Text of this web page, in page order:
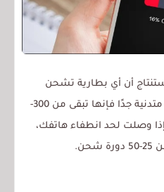
أن أي بطارية تشحن
سريعًا قبل وصولها إلى قيمة متدنية جدًا فإنها تبقى من 300-
وصلت لحد انطفاء هاتفك،